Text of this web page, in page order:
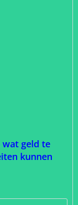
geld te
kunnen